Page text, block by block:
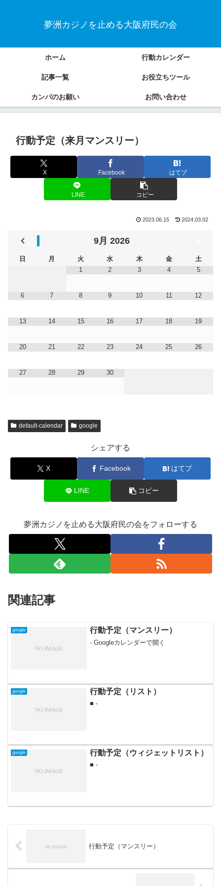
夢洲カジノを止める大阪府民の会
ホーム 行動カレンダー
記事一覧 お役立ちツール
カンパのお願い お問い合わせ
行動予定（来月マンスリー）
X Facebook はてブ
LINE コピー
2023.06.15 2024.03.02
9月 2026
日 月 火 水 木 金
土
1
2 3 4 5
6 7 8 9 10 11 12
13 14 15 16 17 18 19
20 21 22 23 24 25 26
27 28 29 30
default-calendar google
シェアする
X Facebook はてブ
LINE コピー
夢洲カジノを止める大阪府民の会をフォローする
関連記事
google 行動予定（マンスリー）
- Googleカレンダーで開く
google 行動予定（リスト）
■ -
google 行動予定（ウィジェットリスト）
■ -
行動予定（マンスリー）